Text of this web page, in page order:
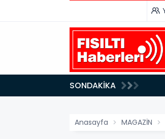
SONDAKİKA
Anasayfa MAGAZİN